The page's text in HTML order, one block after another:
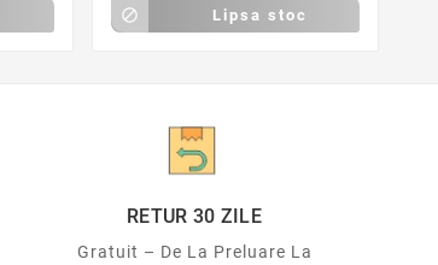
 Lipsa stoc
RETUR 30 ZILE
Gratuit – De La Preluare La